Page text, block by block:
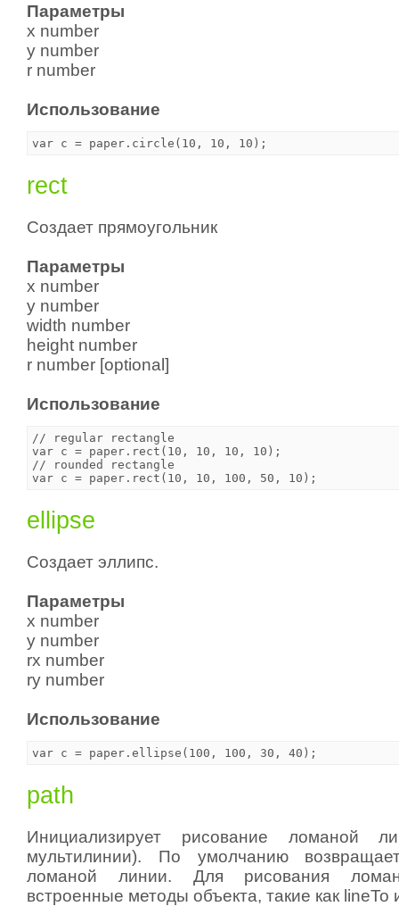
Параметры
x number
y number
r number
Использование
rect
Создает прямоугольник
Параметры
x number
y number
width number
height number
r number [optional]
Использование
// regular rectangle
var c = paper.rect(10, 10, 10, 10);
// rounded rectangle
ellipse
Создает эллипс.
Параметры
x number
y number
rx number
ry number
Использование
path
Инициализирует рисование ломаной
мультилинии). По умолчанию
ломаной линии. Для рисования
встроенные методы объекта, такие как lineTo